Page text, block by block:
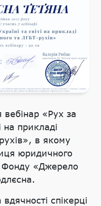
вебінар «Рух за
на прикладі
в якому
юридичного
Фонду «Джерело
спікерці